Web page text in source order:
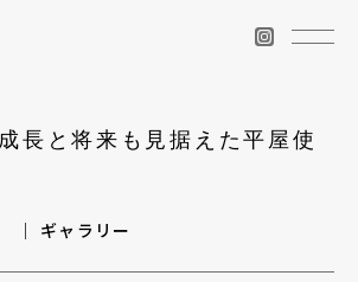
長と将来も見据えた平屋使
｜ ギャラリー